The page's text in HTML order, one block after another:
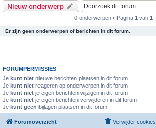
Nieuw onderwerp
0 onderwerpen • Pagina 1 van 1
Er zijn geen onderwerpen of berichten in dit forum.
FORUMPERMISSIES
Je kunt niet nieuwe berichten plaatsen in dit forum
Je kunt niet reageren op onderwerpen in dit forum
Je kunt niet je eigen berichten wijzigen in dit forum
Je kunt niet je eigen berichten verwijderen in dit forum
Je kunt geen bijlagen plaatsen in dit forum
Forumoverzicht Verwijder cookies